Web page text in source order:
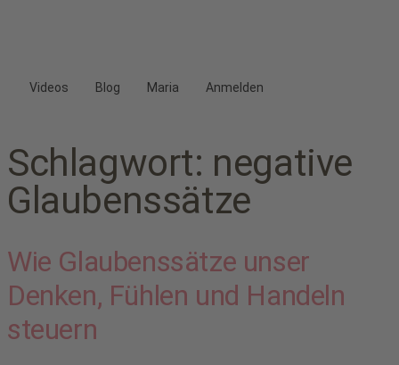
Videos Blog Maria Anmelden
Schlagwort: negative
Glaubenssätze
Wie Glaubenssätze unser
Denken, Fühlen und Handeln
steuern